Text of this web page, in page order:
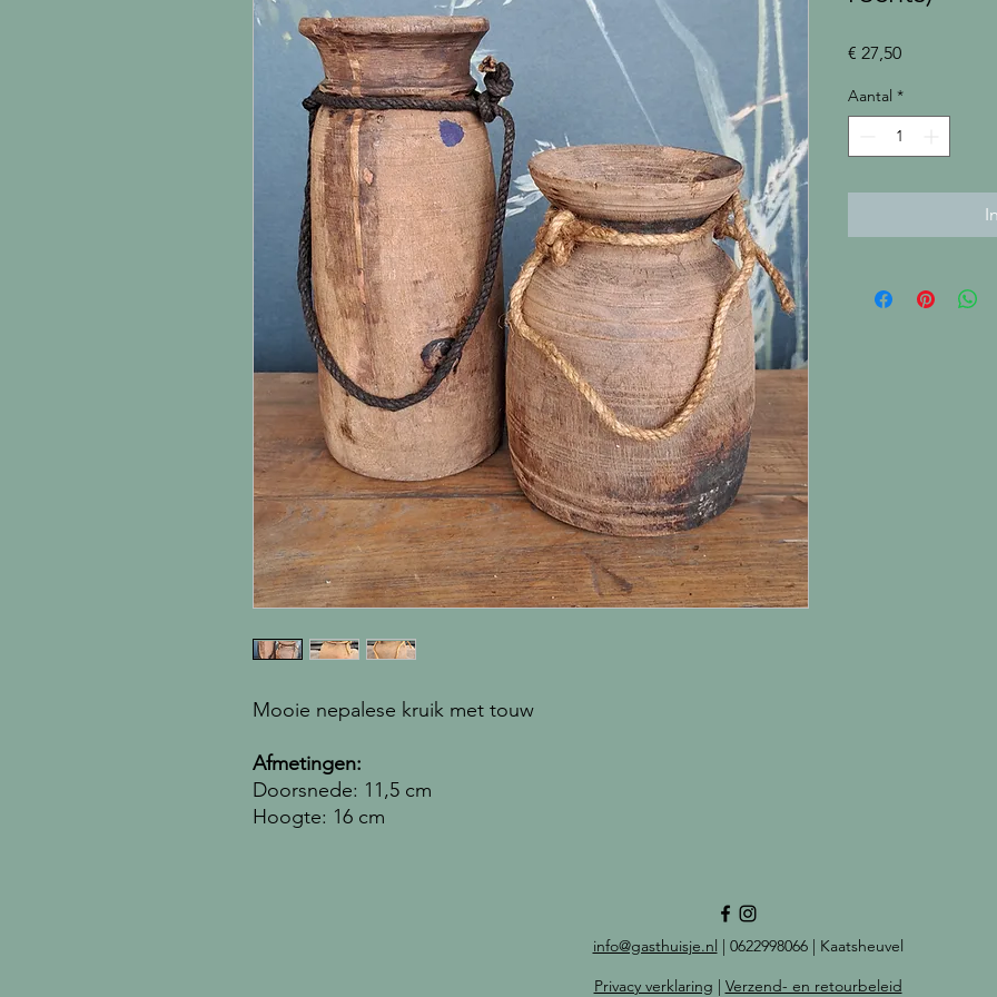
Mooie nepalese kruik met touw
Afmetingen:
Doorsnede: 11,5 cm
Hoogte: 16 cm
€ 27,50Prijs
Aantal *
info@gasthuisje.nl | 0622998066 | Kaatsheuvel
Privacy verklaring | Verzend- en retourbeleid